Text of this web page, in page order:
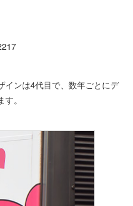
インは4代目で、数年ごとにデ
。